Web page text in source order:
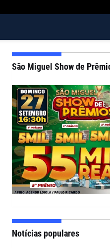
São Miguel Show de
Notícias populares